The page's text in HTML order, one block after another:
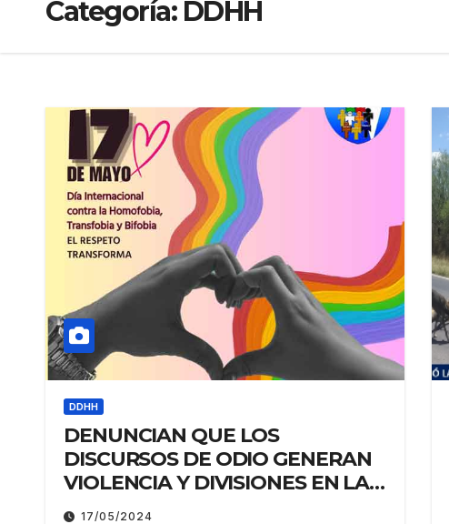
Categoría: DDHH
DDHH
DENUNCIAN QUE LOS
DISCURSOS DE ODIO GENERAN
VIOLENCIA Y DIVISIONES EN LA
SOCIEDAD
17/05/2024